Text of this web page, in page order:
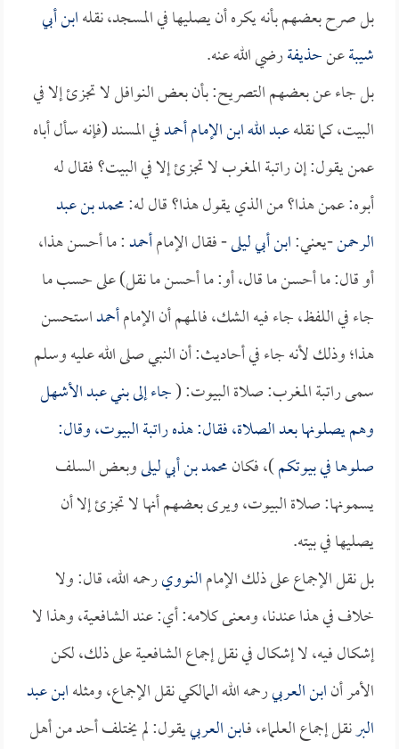
بل صرح بعضهم بأنه يكره أن يصليها في المسجد، نقلهابن أبي
شيبةعنحذيفةرضي الله عنه.
بل جاء عن بعضهم التصريح: بأن بعض النوافل لا تجزئ إلا في
البيت، كما نقلهعبد الله ابن الإمام أحمدفي المسند (فإنه سأل أباه
عمن يقول: إن راتبة المغرب لا تجزئ إلا في البيت؟ فقال له
أبوه: عمن هذا؟ من الذي يقول هذا؟ قال له:محمد بن عبد
الرحمن-يعني:ابن أبي ليلى- فقال الإمامأحمد: ما أحسن هذا،
أو قال: ما أحسن ما قال، أو: ما أحسن ما نقل) على حسب ما
جاء في اللفظ، جاء فيه الشك، فالمهم أن الإمامأحمداستحسن
هذا؛ وذلك لأنه جاء في أحاديث: أن النبي صلى الله عليه وسلم
سمى راتبة المغرب: صلاة البيوت: (جاء إلى بني عبد الأشهل
وهم يصلونها بعد الصلاة، فقال: هذه راتبة البيوت، وقال:
صلوها في بيوتكم)، فكانمحمد بن أبي ليلىوبعض السلف
يسمونها: صلاة البيوت، ويرى بعضهم أنها لا تجزئ إلا أن
يصليها في بيته.
بل نقل الإجماع على ذلك الإمامالنوويرحمه الله، قال: ولا
خلاف في هذا عندنا، ومعنى كلامه: أي: عند الشافعية، وهذا لا
إشكال فيه، لا إشكال في نقل إجماع الشافعية على ذلك، لكن
الأمر أنابن العربيرحمه الله المالكي نقل الإجماع، ومثلهابن عبد
البرنقل إجماع العلماء، فـابن العربييقول: لم يختلف أحد من أهل